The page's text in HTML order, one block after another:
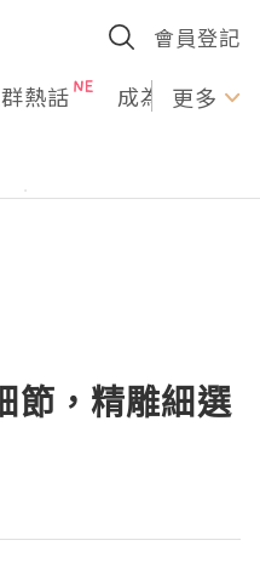
會員登記
熱話 成為U更多
節，精雕細選